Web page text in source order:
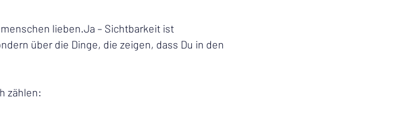
lieben.Ja – Sichtbarkeit ist
über die Dinge, die zeigen, dass Du in den
zählen: